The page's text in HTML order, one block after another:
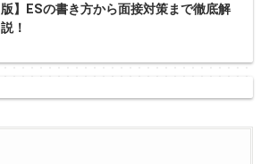
版】ESの書き方から面接対策まで徹底解
説！